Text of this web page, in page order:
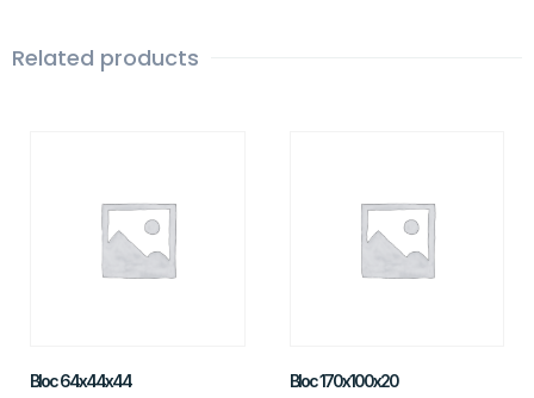
Related products
Bloc 64x44x44 Bloc 170x100x20